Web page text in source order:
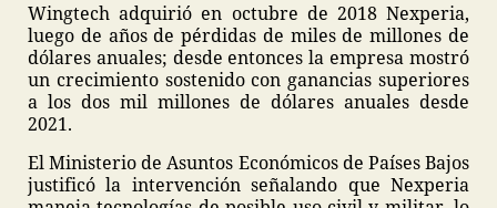
Wingtech adquirió en octubre de 2018 Nexperia,
luego de años de pérdidas de miles de millones de
dólares anuales; desde entonces la empresa mostró
un crecimiento sostenido con ganancias superiores
a los dos mil millones de dólares anuales desde
2021.
El Ministerio de Asuntos Económicos de Países Bajos
justificó la intervención señalando que Nexperia